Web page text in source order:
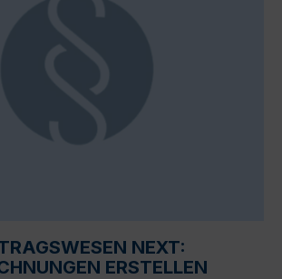
NEXT:
ERSTELLEN